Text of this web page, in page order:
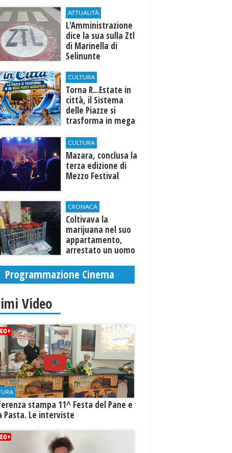
anche agli ospiti
esterni
ATTUALITÀ
L'Amministrazione
dice la sua sulla Ztl
di Marinella di
Selinunte
CULTURA
Torna R...Estate in
città, il Sistema
delle Piazze si
trasforma in mega
CULTURA
​Mazara, conclusa la
terza edizione di
Mezzo Festival
CRONACA
Coltivava la
marijuana nel suo
appartamento,
arrestato un uomo
Programmazione Cinema
Video
stampa 11^ Festa del Pane e
Pasta. Le interviste